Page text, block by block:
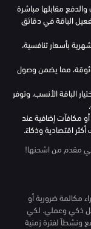
مقابلها مباشرة
الباقة في دقائق
بأسعار تنافسية،
مما يضمن وصول
الباقة الأنسب، وتوفر
مكافآت إضافية عند
اقتصادية وذكاءً.
مقدم من اشحنها!
مكالمة ضرورية أو
ذكي وعملي. لكي
لفترة زمنية